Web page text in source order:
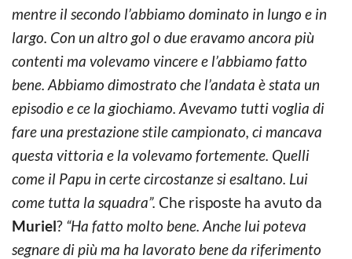
mentre il secondo l’abbiamo dominato in lungo e in
largo. Con un altro gol o due eravamo ancora più
contenti ma volevamo vincere e l’abbiamo fatto
bene. Abbiamo dimostrato che l’andata è stata un
episodio e ce la giochiamo. Avevamo tutti voglia di
fare una prestazione stile campionato, ci mancava
questa vittoria e la volevamo fortemente. Quelli
come il Papu in certe circostanze si esaltano. Lui
come tutta la squadra”. Che risposte ha avuto da
Muriel? “Ha fatto molto bene. Anche lui poteva
segnare di più ma ha lavorato bene da riferimento